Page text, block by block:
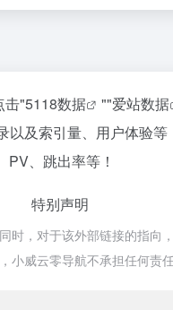
击"5118数据 ""爱站数据
及索引量、用户体验
、跳出率等！
特别声明
，对于该外部链接的指
威云零导航不承担任何责任